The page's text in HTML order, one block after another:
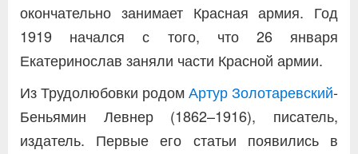
окончательно занимает Красная армия. Год
1919 начался с того, что 26 января
Екатеринослав заняли части Красной армии.
Из Трудолюбовки родомАртур Золотаревский-
Беньямин Левнер (1862–1916), писатель,
издатель. Первые его статьи появились в